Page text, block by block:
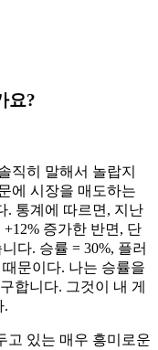
요?
직히 말해서 놀랍지
에 시장을 매도하는
. 통계에 따르면, 지난
증가한 반면, 단
다. 승률 = 30%, 플러
문이다. 나는 승률을
합니다. 그것이 내 게
.
고 있는 매우 흥미로운